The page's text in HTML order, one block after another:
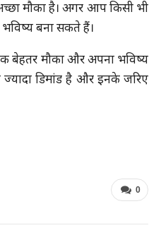
मौका है। अगर आप किसी भी
भविष्य बना सकते हैं।
बेहतर मौका और अपना भविष्य
डिमांड है और इनके जरिए
0